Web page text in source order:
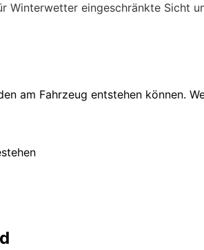
am Fahrzeug entstehen können.